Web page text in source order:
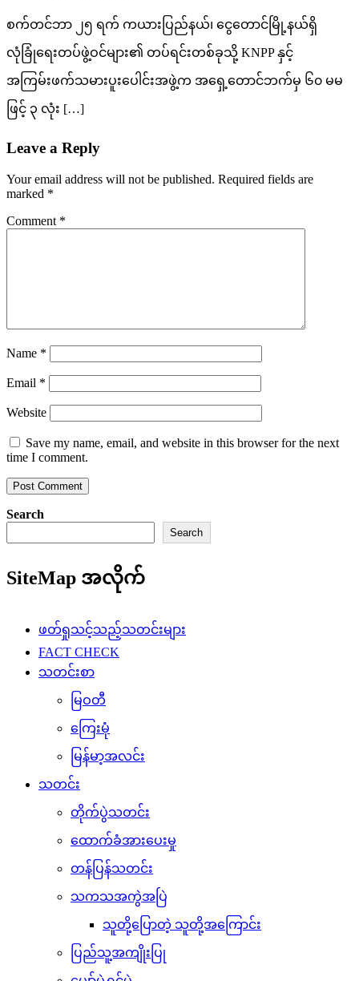
စက်တင်ဘာ ၂၅ ရက် ကယားပြည်နယ်၊ ငွေတောင်မြို့နယ်ရှိ
လုံခြုံရေးတပ်ဖွဲ့ဝင်များ၏ တပ်ရင်းတစ်ခုသို့ KNPP နှင့်
အကြမ်းဖက်သမားပူးပေါင်းအဖွဲ့က အရှေ့တောင်ဘက်မှ ၆၀ မမ
ဖြင့် ၃ လုံး […]
Leave a Reply
Your email address will not be published. Required fields are
marked *
Comment *
Name *
Email *
Website
Save my name, email, and website in this browser for the next
time I comment.
Search
Search
SiteMap အလိုက်
ဖတ်ရှုသင့်သည့်သတင်းများ
FACT CHECK
သတင်းစာ
မြဝတီ
ကြေးမုံ
မြန်မာ့အလင်း
သတင်း
တိုက်ပွဲသတင်း
ထောက်ခံအားပေးမှု
တန်ပြန်သတင်း
သကသအကွဲအပြဲ
သူတို့ပြောတဲ့ သူတို့အကြောင်း
ပြည်သူ့အကျိုးပြု